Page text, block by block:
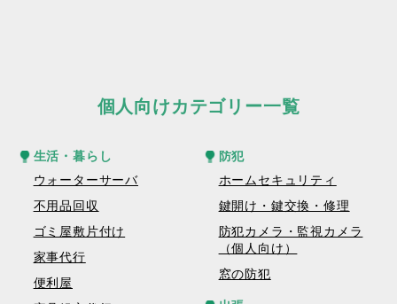
個人向けカテゴリー一覧
生活・暮らし
ウォーターサーバ
不用品回収
ゴミ屋敷片付け
家事代行
便利屋
防犯
ホームセキュリティ
鍵開け・鍵交換・修理
防犯カメラ・監視カメラ
（個人向け）
窓の防犯